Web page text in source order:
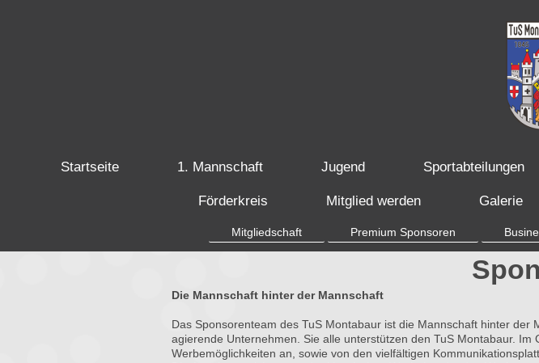
Startseite 1. Mannschaft Jugend Sportabteilungen
Förderkreis Mitglied werden Galerie
Mitgliedschaft Premium Sponsoren
Die Mannschaft hinter der Mannschaft
Das Sponsorenteam des TuS Montabaur ist die Mannschaft hinter
agierende Unternehmen. Sie alle unterstützen den TuS Montabaur.
Werbemöglichkeiten an, sowie von den vielfältigen